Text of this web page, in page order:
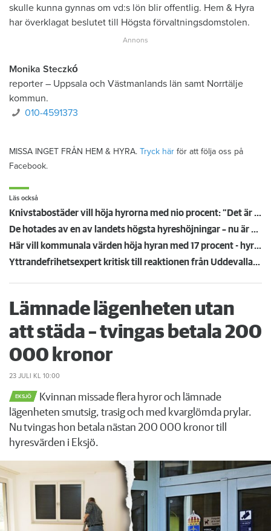
skulle kunna gynnas om vd:s lön blir offentlig. Hem & Hyra
har överklagat beslutet till Högsta förvaltningsdomstolen.
Monika Steczkó
reporter – Uppsala och Västmanlands län samt Norrtälje
kommun.
010-4591373
MISSA INGET FRÅN HEM & HYRA. Tryck här för att följa oss på
Facebook.
Läs också
Knivstabostäder vill höja hyrorna med nio procent: ”Det är för jävligt”
De hotades av en av landets högsta hyreshöjningar – nu är hyrorna klara
Här vill kommunala värden höja hyran med 17 procent - hyresgästen Agneta: ”Det här är Knivsta, inte Monaco”
Yttrandefrihetsexpert kritisk till reaktionen från Uddevallahems vd: "Rent skräckexempel"
Lämnade lägenheten utan
att städa – tvingas betala 200
000 kronor
23 JULI KL 10:00
EKSJÖ
Kvinnan missade flera hyror och lämnade
lägenheten smutsig, trasig och med kvarglömda prylar.
Nu tvingas hon betala nästan 200 000 kronor till
hyresvärden i Eksjö.